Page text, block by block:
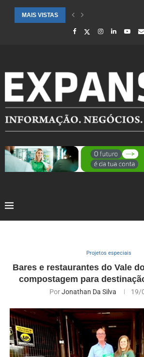
MAIS VISTAS
CIDADES ATENDIDAS PELO SEBRAE RS
Projetos especiais
Bares e restaurantes do Vale
compostagem para
PorJonathan Da Silva 19/